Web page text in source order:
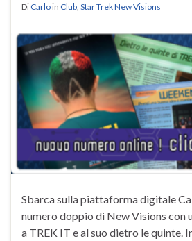
Di Carloin Club Star Trek New Visions
Sbarca sulla piattaforma digitale
numero doppio di New Visions con
a TREK IT e al suo dietro le quinte.